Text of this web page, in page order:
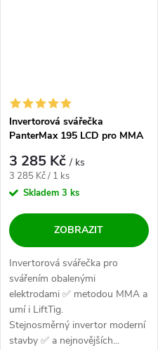
Invertorová svářečka
PanterMax 195 LCD pro MMA
3 285 Kč/ ks
Měrná cena:
3 285 Kč / 1 ks
Skladem 3 ks
ZOBRAZIT
Invertorová svářečka pro
svářením obalenými
elektrodami ✅ metodou MMA a
umí i LiftTig.
Stejnosměrný invertor moderní
stavby ✅ a nejnovějších...